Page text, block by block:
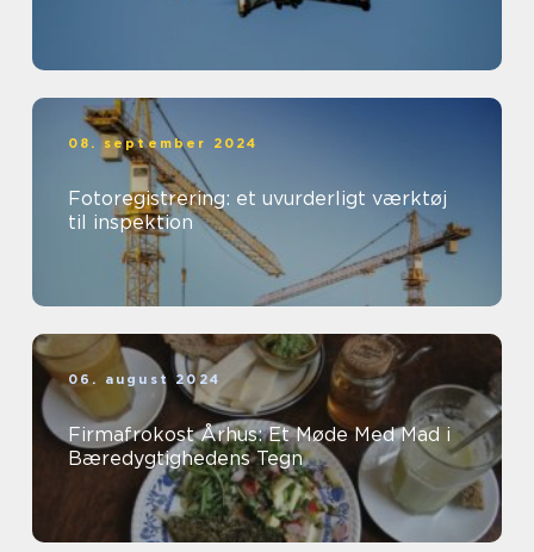
08. september 2024
Fotoregistrering: et uvurderligt værktøj
til inspektion
06. august 2024
Firmafrokost Århus: Et Møde Med Mad i
Bæredygtighedens Tegn